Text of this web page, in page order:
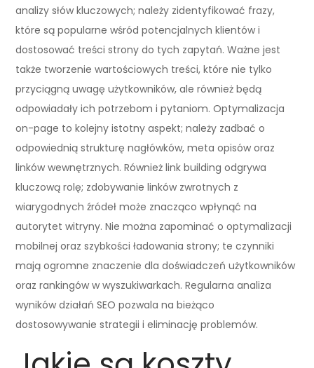
analizy słów kluczowych; należy zidentyfikować frazy,
które są popularne wśród potencjalnych klientów i
dostosować treści strony do tych zapytań. Ważne jest
także tworzenie wartościowych treści, które nie tylko
przyciągną uwagę użytkowników, ale również będą
odpowiadały ich potrzebom i pytaniom. Optymalizacja
on-page to kolejny istotny aspekt; należy zadbać o
odpowiednią strukturę nagłówków, meta opisów oraz
linków wewnętrznych. Również link building odgrywa
kluczową rolę; zdobywanie linków zwrotnych z
wiarygodnych źródeł może znacząco wpłynąć na
autorytet witryny. Nie można zapominać o optymalizacji
mobilnej oraz szybkości ładowania strony; te czynniki
mają ogromne znaczenie dla doświadczeń użytkowników
oraz rankingów w wyszukiwarkach. Regularna analiza
wyników działań SEO pozwala na bieżąco
dostosowywanie strategii i eliminację problemów.